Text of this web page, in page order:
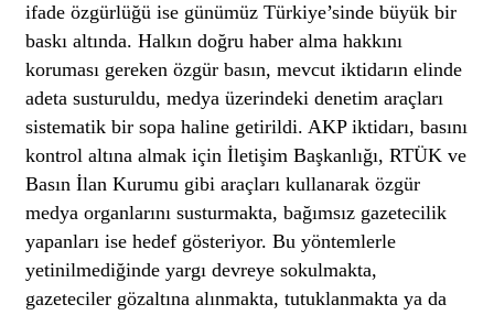
ifade özgürlüğü ise günümüz Türkiye’sinde büyük bir
baskı altında. Halkın doğru haber alma hakkını
koruması gereken özgür basın, mevcut iktidarın elinde
adeta susturuldu, medya üzerindeki denetim araçları
sistematik bir sopa haline getirildi. AKP iktidarı, basını
kontrol altına almak için İletişim Başkanlığı, RTÜK ve
Basın İlan Kurumu gibi araçları kullanarak özgür
medya organlarını susturmakta, bağımsız gazetecilik
yapanları ise hedef gösteriyor. Bu yöntemlerle
yetinilmediğinde yargı devreye sokulmakta,
gazeteciler gözaltına alınmakta, tutuklanmakta ya da